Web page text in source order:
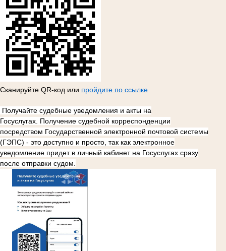
Сканируйте QR-код или пройдите по ссылке
Получайте судебные уведомления и акты на
Госуслугах. Получение судебной корреспонденции
посредством Государственной электронной почтовой системы
(ГЭПС) - это доступно и просто, так как электронное
уведомление придет в личный кабинет на Госуслугах сразу
после отправки судом.